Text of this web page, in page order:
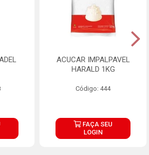
ACUCAR IMPALPAVEL
HARALD 1KG
Código: 444
FAÇA SEU
LOGIN